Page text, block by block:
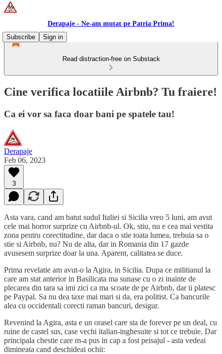
Derapaje - Ne-am mutat pe Patria Prima!
Subscribe
Sign in
Read distraction-free on Substack
Cine verifica locatiile Airbnb? Tu fraiere!
Ca ei vor sa faca doar bani pe spatele tau!
Derapaje
Feb 06, 2023
3
Asta vara, cand am batut sudul Italiei si Sicilia vreo 5 luni, am avut
cele mai horror surprize cu Airbnb-ul. Ok, stiu, nu e cea mai vestita
zona pentru corectitudine, dar daca o stie toata lumea, trebuia sa o
stie si Airbnb, nu? Nu de alta, dar in Romania din 17 gazde
avusesem surprize doar la una. Aparent, calitatea se duce.
Prima revelatie am avut-o la Agira, in Sicilia. Dupa ce militianul la
care am stat anterior in Basilicata ma sunase cu o zi inainte de
plecarea din tara sa imi zici ca ma scoate de pe Airbnb, dar ii platesc
pe Paypal. Sa nu dea taxe mai mari si da, era politist. Ca bancurile
alea cu occidentali corecti raman bancuri, desigur.
Revenind la Agira, asta e un orasel care sta de forever pe un deal, cu
ruine de castel sus, case vechi italian-inghesuite si tot ce trebuie. Dar
principala chestie care m-a pus in cap a fost peisajul - asta vedeai
dimineata cand deschideai ochii: